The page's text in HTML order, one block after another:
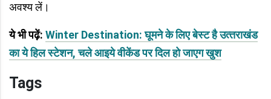
अवश्य लें।
ये भी पढ़ें: Winter Destination: घूमने के लिए बेस्‍ट है उत्‍तराखंड
का ये हिल स्‍टेशन, चले आइये वीकेंड पर दिल हो जाएग खुश
Tags